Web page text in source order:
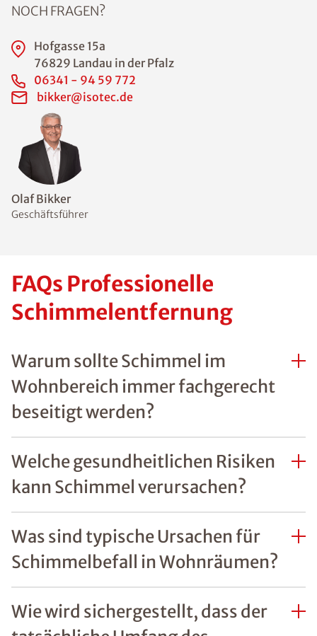
Olaf Bikker
Geschäftsführer
NOCH FRAGEN?
Hofgasse 15a
76829 Landau in der Pfalz
06341 - 94 59 772
bikker@isotec.de
FAQs Professionelle
Schimmelentfernung
Warum sollte Schimmel im
Wohnbereich immer fachgerecht
beseitigt werden?
Welche gesundheitlichen Risiken
kann Schimmel verursachen?
Was sind typische Ursachen für
Schimmelbefall in Wohnräumen?
Wie wird sichergestellt, dass der